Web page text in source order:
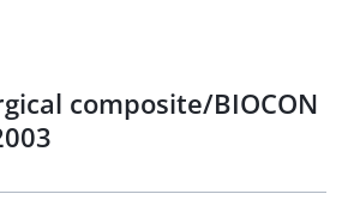
composite/BIOCON